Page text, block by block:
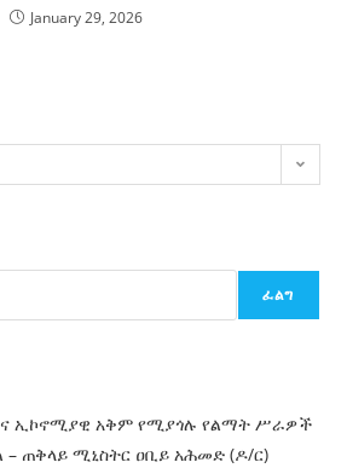
January 29, 2026
ፈልግ
ኢኮኖሚያዊ አቅም የሚያጎሉ የልማት ሥራዎች
– ጠቅላይ ሚኒስትር ዐቢይ አሕመድ (ዶ/ር)